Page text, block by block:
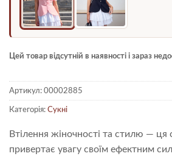
Цей товар відсутній в наявності і зараз
Артикул: 00002885
Категорія: Сукні
Втілення жіночності та стилю — ця
привертає увагу своїм ефектним